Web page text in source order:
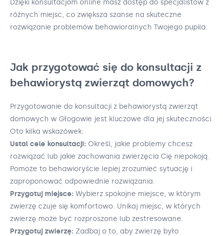
Dzięki konsultacjom online masz dostęp do specjalistów z
różnych miejsc, co zwiększa szanse na skuteczne
rozwiązanie problemów behawioralnych Twojego pupila.
Jak przygotować się do konsultacji z
behawiorystą zwierząt domowych?
Przygotowanie do konsultacji z behawiorystą zwierząt
domowych w Głogowie jest kluczowe dla jej skuteczności.
Oto kilka wskazówek:
Ustal cele konsultacji: Określ, jakie problemy chcesz
rozwiązać lub jakie zachowania zwierzęcia Cię niepokoją.
Pomoże to behawioryście lepiej zrozumieć sytuację i
zaproponować odpowiednie rozwiązania.
Przygotuj miejsce: Wybierz spokojne miejsce, w którym
zwierzę czuje się komfortowo. Unikaj miejsc, w których
zwierzę może być rozproszone lub zestresowane.
Przygotuj zwierzę: Zadbaj o to, aby zwierzę było